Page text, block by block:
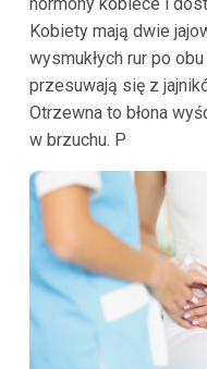
Kobiety mają dwie
wysmukłych rur po
przesuwają się z
Otrzewna to błona
w brzuchu. P